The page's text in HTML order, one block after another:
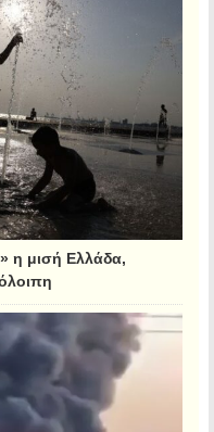
η μισή Ελλάδα,